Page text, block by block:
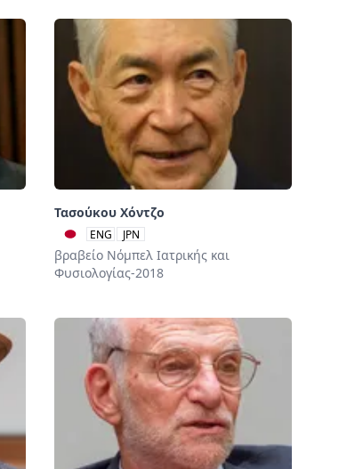
Τασούκου Χόντζο
ENG JPN
βραβείο Νόμπελ Ιατρικής και
Φυσιολογίας-2018